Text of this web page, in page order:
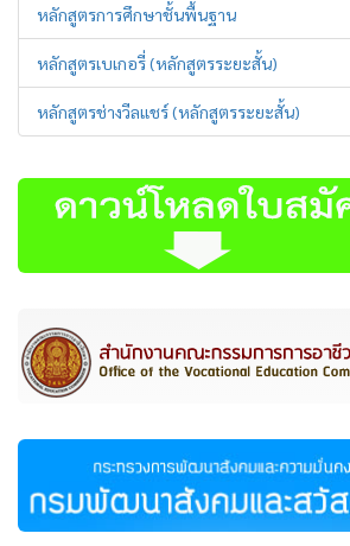
หลักสูตรการศึกษาชั้นพื้นฐาน
หลักสูตรเบเกอรี่ (หลักสูตรระยะสั้น)
หลักสูตรช่างวีลแชร์ (หลักสูตรระยะสั้น)